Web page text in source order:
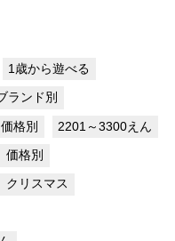
1歳から遊べる
ランド別
格別 2201～3300えん
格別
クリスマス